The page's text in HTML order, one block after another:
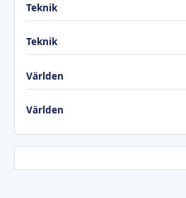
Teknik
Teknik
Världen
Världen